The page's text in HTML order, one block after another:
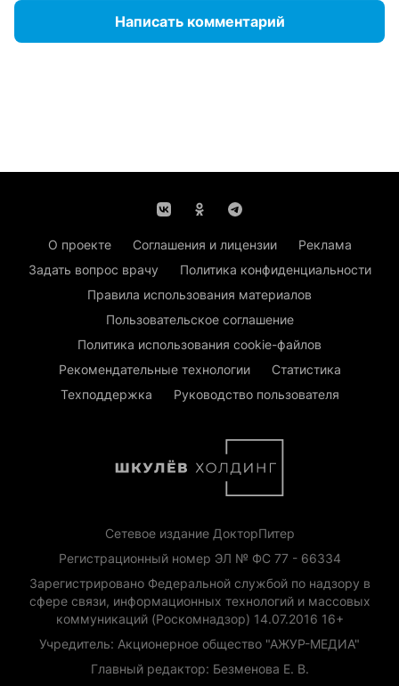
Написать комментарий
О проекте Соглашения и лицензии
Реклама
Задать вопрос врачу
Политика конфиденциальности
Правила использования материалов
Пользовательское соглашение
Политика использования cookie-файлов
Рекомендательные технологии
Статистика
Техподдержка
Руководство пользователя
Сетевое издание ДокторПитер
Регистрационный номер ЭЛ № ФС 77 - 66334
Зарегистрировано Федеральной службой по надзору в
сфере связи, информационных технологий и массовых
коммуникаций (Роскомнадзор) 14.07.2016 16+
Учредитель: Акционерное общество "АЖУР-МЕДИА"
Главный редактор: Безменова Е. В.